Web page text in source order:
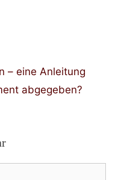
– eine Anleitung
abgegeben?